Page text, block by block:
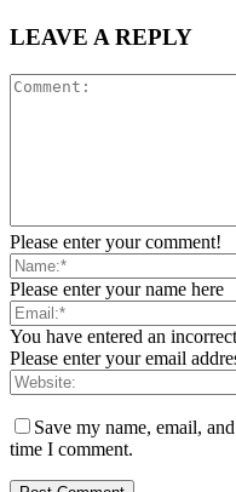
LEAVE A REPLY
Please enter your comment!
Please enter your name here
You have entered an
Please enter your email
Save my name, email,
time I comment.